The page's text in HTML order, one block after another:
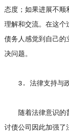
态度；如果进展不顺
理解和交流。在这个
债务人感觉到自己的
决问题。
3. 法律支持与政
随着法律意识的普
讨债公司因此加强了